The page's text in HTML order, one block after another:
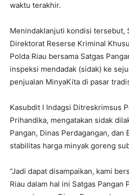
waktu terakhir.
Menindaklanjuti kondisi tersebut,
Direktorat Reserse Kriminal
Polda Riau bersama Satgas
inspeksi mendadak (sidak) ke
penjualan MinyaKita di pasar
Kasubdit I Indagsi Ditreskrimsus
Prihandika, mengatakan sidak
Pangan, Dinas Perdagangan, dan
stabilitas harga minyak goreng
“Jadi dapat disampaikan, kami
Riau dalam hal ini Satgas Pangan